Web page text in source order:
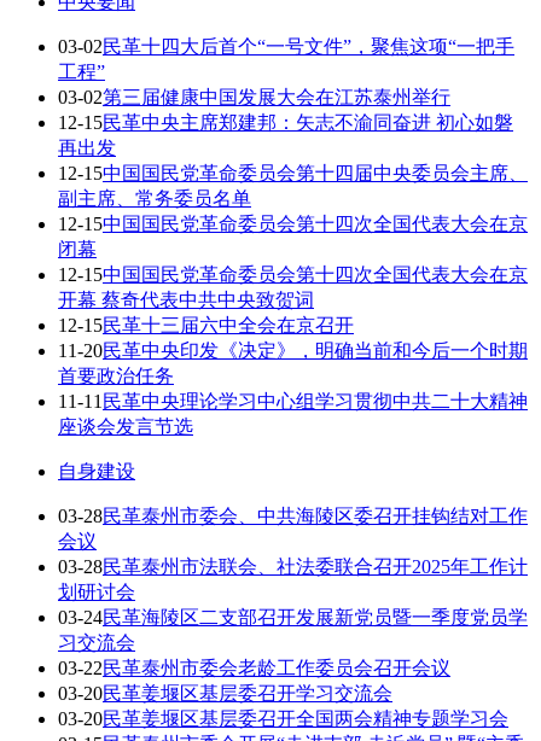
03-02民革十四大后首个“一号文件”，聚焦这项“一把手
工程”
03-02第三届健康中国发展大会在江苏泰州举行
12-15民革中央主席郑建邦：矢志不渝同奋进 初心如磐
再出发
12-15中国国民党革命委员会第十四届中央委员会主席、
副主席、常务委员名单
12-15中国国民党革命委员会第十四次全国代表大会在京
闭幕
12-15中国国民党革命委员会第十四次全国代表大会在京
开幕 蔡奇代表中共中央致贺词
12-15民革十三届六中全会在京召开
11-20民革中央印发《决定》，明确当前和今后一个时期
首要政治任务
11-11 民革中央理论学习中心组学习贯彻中共二十大精神
座谈会发言节选
自身建设
03-28民革泰州市委会、中共海陵区委召开挂钩结对工作
会议
03-28民革泰州市法联会、社法委联合召开2025年工作计
划研讨会
03-24民革海陵区二支部召开发展新党员暨一季度党员学
习交流会
03-22民革泰州市委会老龄工作委员会召开会议
03-20民革姜堰区基层委召开学习交流会
03-20民革姜堰区基层委召开全国两会精神专题学习会